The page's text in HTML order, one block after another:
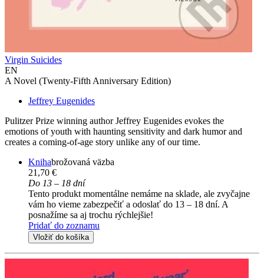
Virgin Suicides
EN
A Novel (Twenty-Fifth Anniversary Edition)
Jeffrey Eugenides
Pulitzer Prize winning author Jeffrey Eugenides evokes the
emotions of youth with haunting sensitivity and dark humor and
creates a coming-of-age story unlike any of our time.
Knihabrožovaná väzba
21,70 €
Do 13 – 18 dní
Tento produkt momentálne nemáme na sklade, ale zvyčajne
vám ho vieme zabezpečiť a odoslať do 13 – 18 dní. A
posnažíme sa aj trochu rýchlejšie!
Pridať do zoznamu
Vložiť do košíka